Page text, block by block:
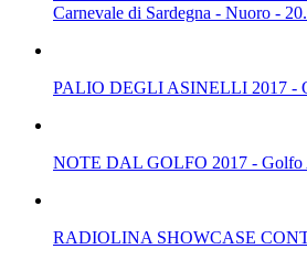
Carnevale di Sardegna - Nuoro -
PALIO DEGLI ASINELLI 2017 -
NOTE DAL GOLFO 2017 - Golfo
RADIOLINA SHOWCASE